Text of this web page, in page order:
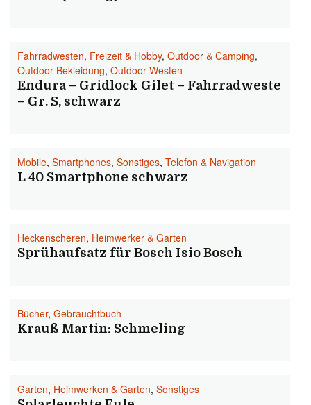
Fahrradwesten, Freizeit & Hobby, Outdoor & Camping,
Outdoor Bekleidung, Outdoor Westen
Endura – Gridlock Gilet – Fahrradweste
– Gr. S, schwarz
Mobile, Smartphones, Sonstiges, Telefon & Navigation
L 40 Smartphone schwarz
Heckenscheren, Heimwerker & Garten
Sprühaufsatz für Bosch Isio Bosch
Bücher, Gebrauchtbuch
Krauß Martin: Schmeling
Garten, Heimwerken & Garten, Sonstiges